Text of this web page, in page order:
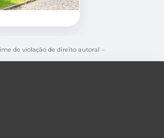
de violação de direito autoral –